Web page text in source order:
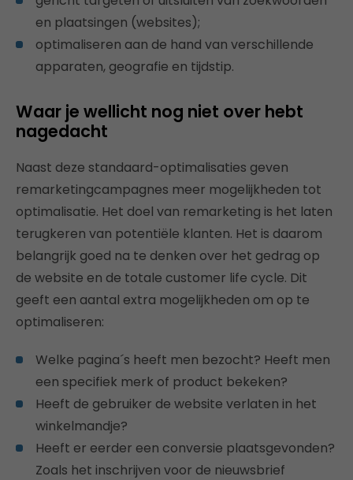
en plaatsingen (websites);
optimaliseren aan de hand van verschillende
apparaten, geografie en tijdstip.
Waar je wellicht nog niet over hebt
nagedacht
Naast deze standaard-optimalisaties geven
remarketingcampagnes meer mogelijkheden tot
optimalisatie. Het doel van remarketing is het laten
terugkeren van potentiële klanten. Het is daarom
belangrijk goed na te denken over het gedrag op
de website en de totale customer life cycle. Dit
geeft een aantal extra mogelijkheden om op te
optimaliseren:
Welke pagina´s heeft men bezocht? Heeft men
een specifiek merk of product bekeken?
Heeft de gebruiker de website verlaten in het
winkelmandje?
Heeft er eerder een conversie plaatsgevonden?
Zoals het inschrijven voor de nieuwsbrief